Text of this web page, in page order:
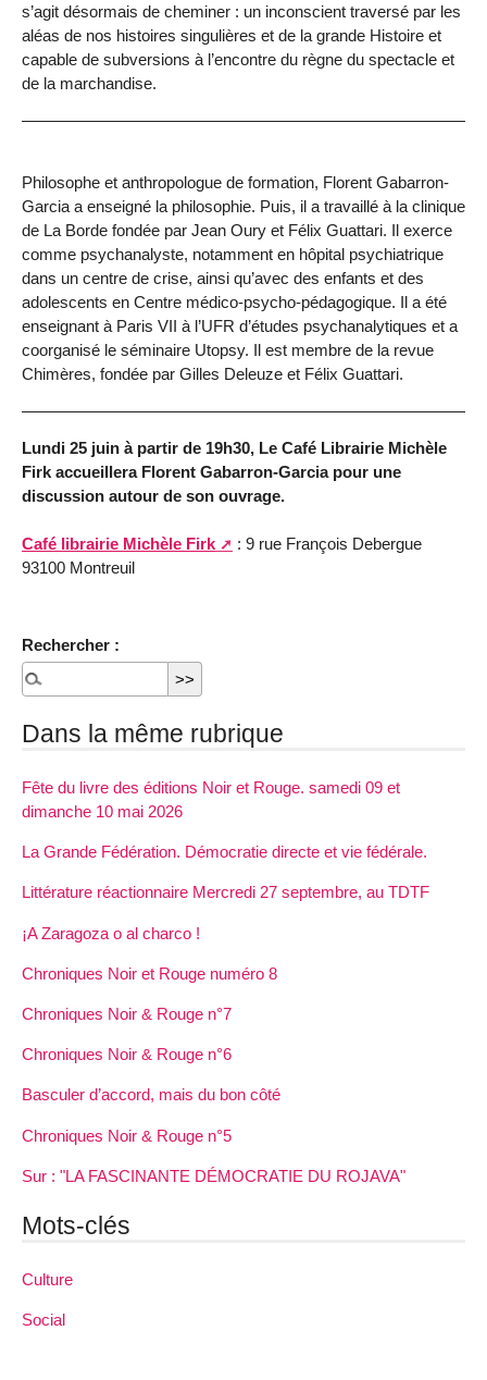
s’agit désormais de cheminer : un inconscient traversé par les
aléas de nos histoires singulières et de la grande Histoire et
capable de subversions à l’encontre du règne du spectacle et
de la marchandise.
Philosophe et anthropologue de formation, Florent Gabarron-
Garcia a enseigné la philosophie. Puis, il a travaillé à la clinique
de La Borde fondée par Jean Oury et Félix Guattari. Il exerce
comme psychanalyste, notamment en hôpital psychiatrique
dans un centre de crise, ainsi qu’avec des enfants et des
adolescents en Centre médico-psycho-pédagogique. Il a été
enseignant à Paris VII à l’UFR d’études psychanalytiques et a
coorganisé le séminaire Utopsy. Il est membre de la revue
Chimères, fondée par Gilles Deleuze et Félix Guattari.
Lundi 25 juin à partir de 19h30, Le Café Librairie Michèle
Firk accueillera Florent Gabarron-Garcia pour une
discussion autour de son ouvrage.
Café librairie Michèle Firk
: 9 rue François Debergue
93100 Montreuil
Rechercher :
Dans la même rubrique
Fête du livre des éditions Noir et Rouge. samedi 09 et
dimanche 10 mai 2026
La Grande Fédération. Démocratie directe et vie fédérale.
Littérature réactionnaire Mercredi 27 septembre, au TDTF
¡A Zaragoza o al charco !
Chroniques Noir et Rouge numéro 8
Chroniques Noir & Rouge n°7
Chroniques Noir & Rouge n°6
Basculer d’accord, mais du bon côté
Chroniques Noir & Rouge n°5
Sur : "LA FASCINANTE DÉMOCRATIE DU ROJAVA"
Mots-clés
Culture
Social